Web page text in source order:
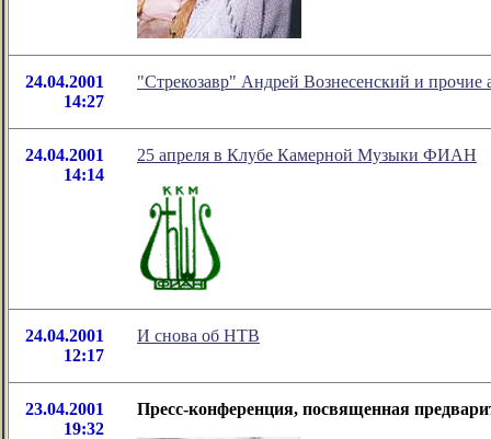
24.04.2001
14:27
"Стрекозавр" Андрей Вознесенский и прочие
24.04.2001
14:14
25 апреля в Клубе Камерной Музыки ФИАН
24.04.2001
12:17
И снова об НТВ
23.04.2001
19:32
Пресс-конференция, посвященная